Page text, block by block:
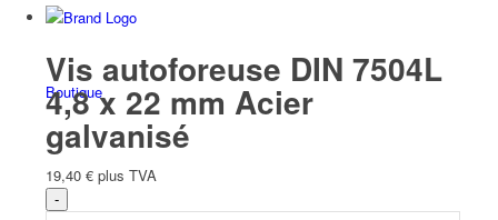
Boutique
Vis autoforeuse DIN 7504L
4,8 x 22 mm Acier
galvanisé
19,40 € plus TVA